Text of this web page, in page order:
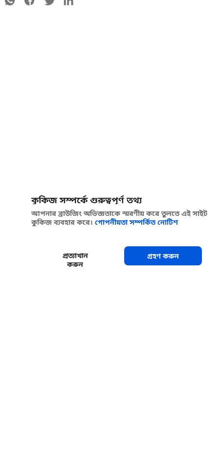
কুকিজ সম্পর্কে গুরুত্বপূর্ণ তথ্য
আপনার ব্রাউজিং অভিজ্ঞতাকে স্মরণীয় করে তুলতে এই সাইট
কুকিজ ব্যবহার করে। গোপনীয়তা সম্পর্কিত নোটিশ
প্রত্যাখান
করুন
গ্রহণ করুন